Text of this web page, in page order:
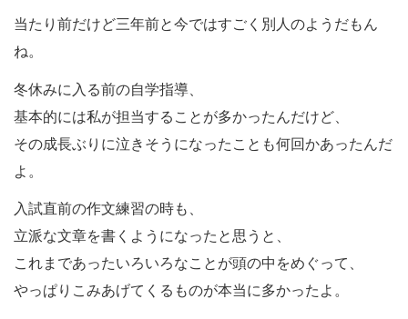
当たり前だけど三年前と今ではすごく別人のようだもん
ね。
冬休みに入る前の自学指導、
基本的には私が担当することが多かったんだけど、
その成長ぶりに泣きそうになったことも何回かあったんだ
よ。
入試直前の作文練習の時も、
立派な文章を書くようになったと思うと、
これまであったいろいろなことが頭の中をめぐって、
やっぱりこみあげてくるものが本当に多かったよ。